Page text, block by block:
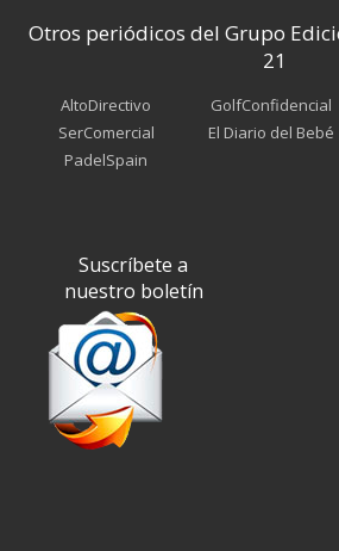
Otros periódicos del Grupo
21
AltoDirectivo
SerComercial
PadelSpain
GolfConfidencial
El Diario del Bebé
Suscríbete a
nuestro boletín